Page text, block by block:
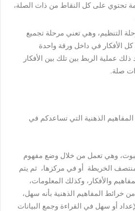
تحتوي على كل النقاط من ذات الصلة،
التنظيم، وهي تعني مرحلة تجميع
الأفكار في داخل ورقة واحدة
ذلك عملية الربط بين تلك بين الأفكار
صلة.
الذهنية التي تساعدكم في
وهي تعمل من خلال وضع مفهوم
الخريطة أو في مركزها، ثم يتم
والأفكار، وكذلك المعلومات،
خرائط المفاهيم الذهنية بأنه سهل،
أو سهل في القراءة وجمع البيانات